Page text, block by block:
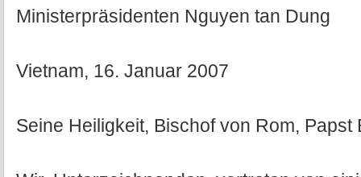
Ministerpräsidenten Nguyen tan Dung
Vietnam, 16. Januar 2007
Seine Heiligkeit, Bischof von Rom, Papst